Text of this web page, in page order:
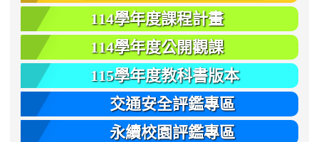
114學年度課程計畫
114學年度公開觀課
115學年度教科書版本
交通安全評鑑專區
永續校園評鑑專區